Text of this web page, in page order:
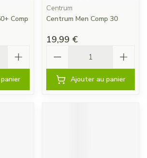
Comp
Centrum
Centrum Men Comp 30
19,99 €
Ajouter au panier